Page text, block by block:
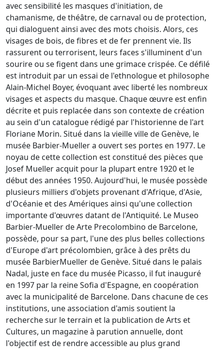
avec sensibilité les masques d'initiation, de
chamanisme, de théâtre, de carnaval ou de protection,
qui dialoguent ainsi avec des mots choisis. Alors, ces
visages de bois, de fibres et de fer prennent vie. Ils
rassurent ou terrorisent, leurs faces s'illuminent d'un
sourire ou se figent dans une grimace crispée. Ce défilé
est introduit par un essai de l'ethnologue et philosophe
Alain-Michel Boyer, évoquant avec liberté les nombreux
visages et aspects du masque. Chaque œuvre est enfin
décrite et puis replacée dans son contexte de création
au sein d'un catalogue rédigé par l'historienne de l'art
Floriane Morin. Situé dans la vieille ville de Genève, le
musée Barbier-Mueller a ouvert ses portes en 1977. Le
noyau de cette collection est constitué des pièces que
Josef Mueller acquit pour la plupart entre 1920 et le
début des années 1950. Aujourd'hui, le musée possède
plusieurs milliers d'objets provenant d'Afrique, d'Asie,
d'Océanie et des Amériques ainsi qu'une collection
importante d'œuvres datant de l'Antiquité. Le Museo
Barbier-Mueller de Arte Precolombino de Barcelone,
possède, pour sa part, l'une des plus belles collections
d'Europe d'art précolombien, grâce à des prêts du
musée BarbierMueller de Genève. Situé dans le palais
Nadal, juste en face du musée Picasso, il fut inauguré
en 1997 par la reine Sofia d'Espagne, en coopération
avec la municipalité de Barcelone. Dans chacune de ces
institutions, une association d'amis soutient la
recherche sur le terrain et la publication de Arts et
Cultures, un magazine à parution annuelle, dont
l'objectif est de rendre accessible au plus grand